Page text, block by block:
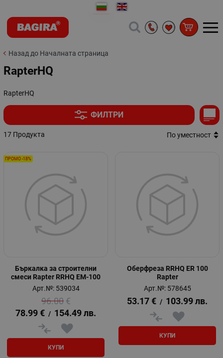
Назад до Началната страница
RapterHQ
RapterHQ
ФИЛТРИ
17 Продукта По уместност
Бъркалка за строителни
смеси Rapter RRHQ EM-100
Арт.№: 539034
96.00 €
78.99 € / 154.49 лв.
КУПИ
ПРОМО -18%
Оберфреза RRHQ ER 100
Rapter
Арт.№: 578645
53.17 € / 103.99 лв.
КУПИ